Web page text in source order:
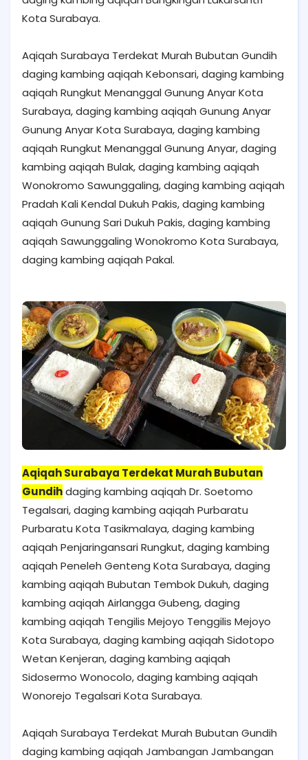
Kota Surabaya.
Aqiqah Surabaya Terdekat Murah Bubutan Gundih
daging kambing aqiqah Kebonsari, daging kambing
aqiqah Rungkut Menanggal Gunung Anyar Kota
Surabaya, daging kambing aqiqah Gunung Anyar
Gunung Anyar Kota Surabaya, daging kambing
aqiqah Rungkut Menanggal Gunung Anyar, daging
kambing aqiqah Bulak, daging kambing aqiqah
Wonokromo Sawunggaling, daging kambing aqiqah
Pradah Kali Kendal Dukuh Pakis, daging kambing
aqiqah Gunung Sari Dukuh Pakis, daging kambing
aqiqah Sawunggaling Wonokromo Kota Surabaya,
daging kambing aqiqah Pakal.
Aqiqah Surabaya Terdekat Murah Bubutan
Gundihdaging kambing aqiqah Dr. Soetomo
Tegalsari, daging kambing aqiqah Purbaratu
Purbaratu Kota Tasikmalaya, daging kambing
aqiqah Penjaringansari Rungkut, daging kambing
aqiqah Peneleh Genteng Kota Surabaya, daging
kambing aqiqah Bubutan Tembok Dukuh, daging
kambing aqiqah Airlangga Gubeng, daging
kambing aqiqah Tengilis Mejoyo Tenggilis Mejoyo
Kota Surabaya, daging kambing aqiqah Sidotopo
Wetan Kenjeran, daging kambing aqiqah
Sidosermo Wonocolo, daging kambing aqiqah
Wonorejo Tegalsari Kota Surabaya.
Aqiqah Surabaya Terdekat Murah Bubutan Gundih
daging kambing aqiqah Jambangan Jambangan